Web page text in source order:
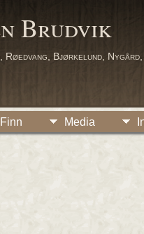
Brudvik
Bjørkelund, Nygård,
Finn Media